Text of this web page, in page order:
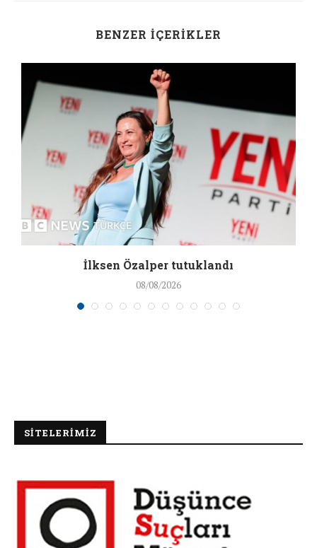
BENZER İÇERIKLER
İlksen Özalper tutuklandı
08/08/2026
SİTELERİMİZ